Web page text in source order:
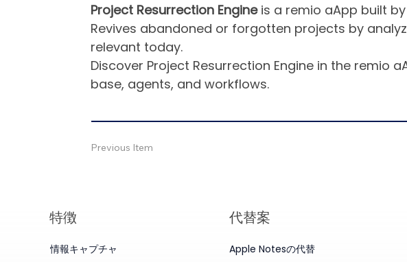
Project Resurrection Engineis a remio aApp built
Revives abandoned or forgotten projects by
relevant today.
Discover Project Resurrection Engine in the remio
base, agents, and workflows.
Previous Item
特徴
情報キャプチャ
代替案
Apple Notesの代替